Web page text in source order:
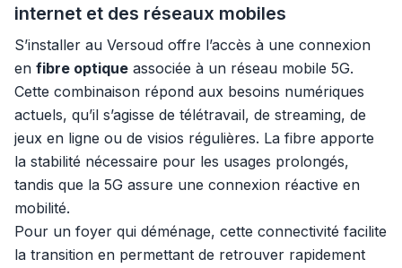
internet et des réseaux mobiles
S’installer au Versoud offre l’accès à une connexion
en fibre optique associée à un réseau mobile 5G.
Cette combinaison répond aux besoins numériques
actuels, qu’il s’agisse de télétravail, de streaming, de
jeux en ligne ou de visios régulières. La fibre apporte
la stabilité nécessaire pour les usages prolongés,
tandis que la 5G assure une connexion réactive en
mobilité.
Pour un foyer qui déménage, cette connectivité facilite
la transition en permettant de retrouver rapidement